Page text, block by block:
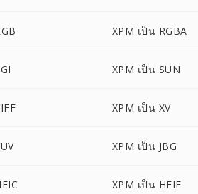
XPM เป็น RGBA
XPM เป็น SUN
XPM เป็น XV
XPM เป็น JBG
XPM เป็น HEIF